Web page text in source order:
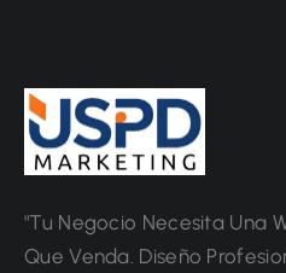
"Tu Negocio Necesita Una
Que Venda. Diseño